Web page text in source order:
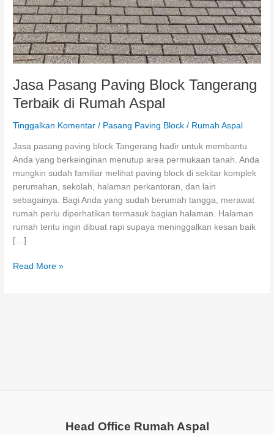
Jasa Pasang Paving Block Tangerang
Terbaik di Rumah Aspal
Tinggalkan Komentar / Pasang Paving Block / Rumah Aspal
Jasa pasang paving block Tangerang hadir untuk membantu
Anda yang berkeinginan menutup area permukaan tanah. Anda
mungkin sudah familiar melihat paving block di sekitar komplek
perumahan, sekolah, halaman perkantoran, dan lain
sebagainya. Bagi Anda yang sudah berumah tangga, merawat
rumah perlu diperhatikan termasuk bagian halaman. Halaman
rumah tentu ingin dibuat rapi supaya meninggalkan kesan baik
[…]
Jasa
Read More »
Head Office Rumah Aspal